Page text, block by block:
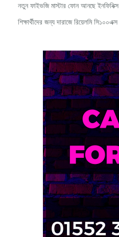
নতুন ফাইভজি মাস্টার ফোন আনছে ইনফিনিক্স
শিক্ষার্থীদের জন্য দারাজে রিয়েলমি